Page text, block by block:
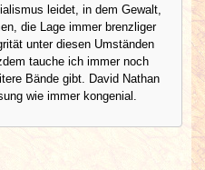
leidet, in dem Gewalt,
die Lage immer brenzliger
unter diesen Umständen
tauche ich immer noch
Bände gibt. David Nathan
wie immer kongenial.